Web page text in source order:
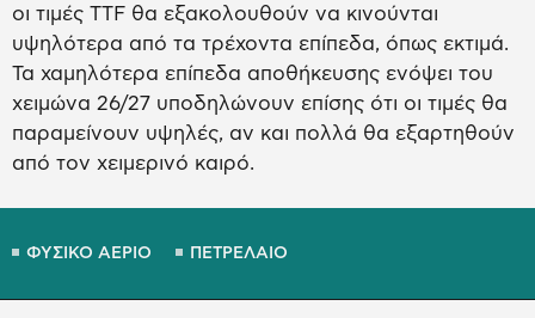
οι τιμές TTF θα εξακολουθούν να κινούνται
υψηλότερα από τα τρέχοντα επίπεδα, όπως εκτιμά.
Τα χαμηλότερα επίπεδα αποθήκευσης ενόψει του
χειμώνα 26/27 υποδηλώνουν επίσης ότι οι τιμές θα
παραμείνουν υψηλές, αν και πολλά θα εξαρτηθούν
από τον χειμερινό καιρό.
ΦΥΣΙΚΟ ΑΕΡΙΟ ΠΕΤΡΕΛΑΙΟ